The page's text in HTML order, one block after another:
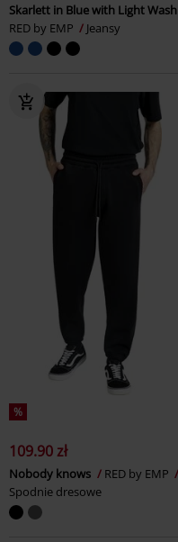
Skarlett in Blue with Light Wash
RED by EMP
Jeansy
%
109.90 zł
Nobody knows
RED by EMP
Spodnie dresowe